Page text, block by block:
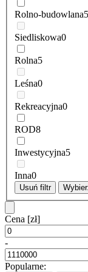
Rolno-budowlana5
Siedliskowa0
Rolna5
Leśna0
Rekreacyjna0
ROD8
Inwestycyjna5
Inna0
Usuń filtr
Cena [zł]
-
Popularne: